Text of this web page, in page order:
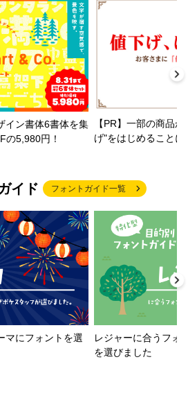
イン書体6書体を集
の5,980円！
【PR】一部の商品
げ"をはじめること
イド フォントガイド一覧
マにフォントを選
レジャーに合うフォ
を選びました